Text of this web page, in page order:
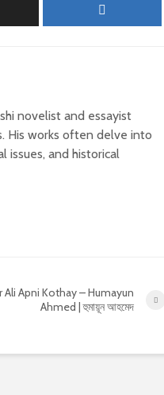
novelist and essayist
His works often delve into
issues, and historical
Ali Apni Kothay – Humayun
Ahmed | হুমায়ূন আহমেদ